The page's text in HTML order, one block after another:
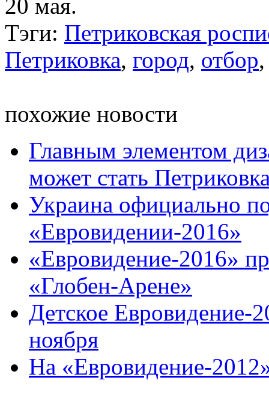
20 мая.
Тэги: Петриковская
Петриковка, город, отбор
похожие новости
Главным элементом
может стать
Украина официально
«Евровидении-2016»
«Евровидение-2016»
«Глобен-Арене»
Детское Евровидение-
ноября
На «Евровидение-